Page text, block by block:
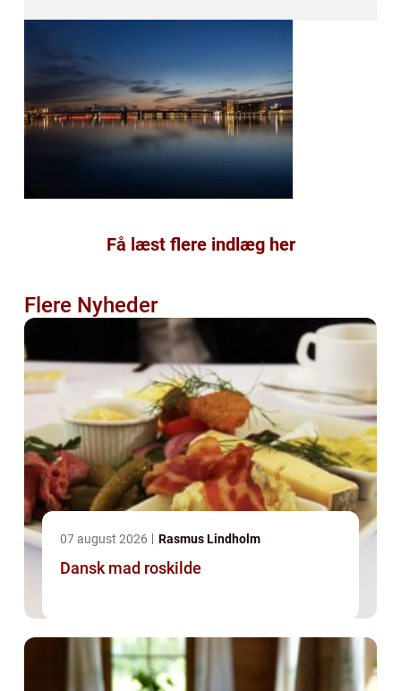
Få læst flere indlæg her
Flere Nyheder
07 august 2026 Rasmus Lindholm
Dansk mad roskilde